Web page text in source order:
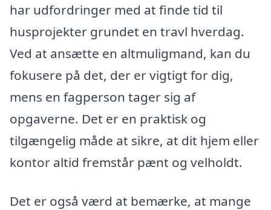
har udfordringer med at finde tid til
husprojekter grundet en travl hverdag.
Ved at ansætte en altmuligmand, kan du
fokusere på det, der er vigtigt for dig,
mens en fagperson tager sig af
opgaverne. Det er en praktisk og
tilgængelig måde at sikre, at dit hjem eller
kontor altid fremstår pænt og velholdt.
Det er også værd at bemærke, at mange